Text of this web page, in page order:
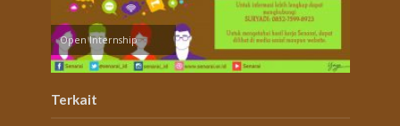
Open Internship
Terkait